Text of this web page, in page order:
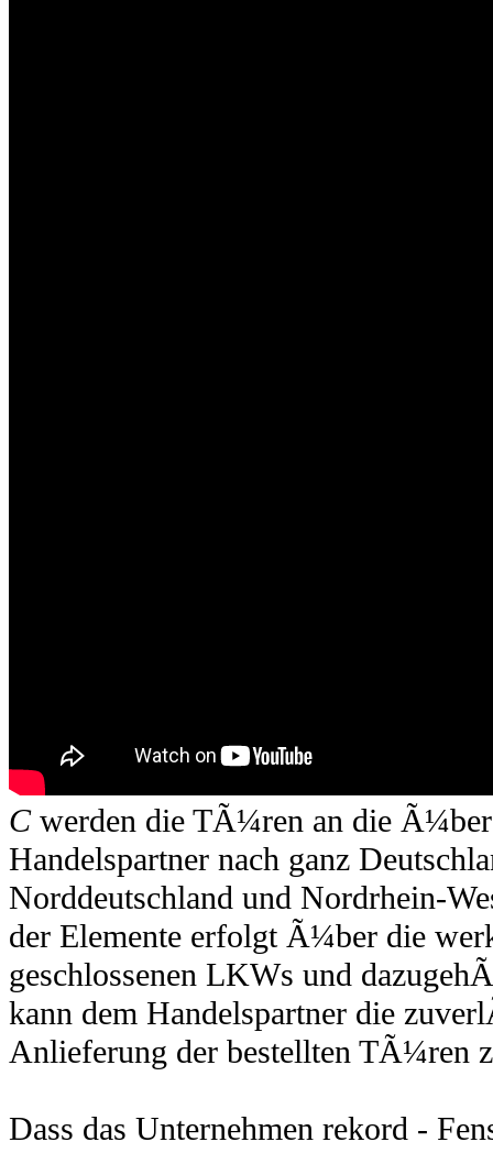
Cwerden die TÃ¼ren an die Ã¼ber
Handelspartner nach ganz
Norddeutschland und Nordrhein-
der Elemente erfolgt Ã¼ber die
geschlossenen LKWs und
kann dem Handelspartner die
Anlieferung der bestellten TÃ¼ren
Dass das Unternehmen rekord -